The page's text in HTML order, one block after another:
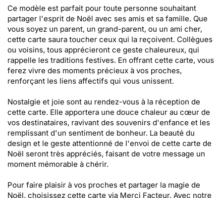
Ce modèle est parfait pour toute personne souhaitant
partager l'esprit de Noël avec ses amis et sa famille. Que
vous soyez un parent, un grand-parent, ou un ami cher,
cette carte saura toucher ceux qui la reçoivent. Collègues
ou voisins, tous apprécieront ce geste chaleureux, qui
rappelle les traditions festives. En offrant cette carte, vous
ferez vivre des moments précieux à vos proches,
renforçant les liens affectifs qui vous unissent.
Nostalgie et joie sont au rendez-vous à la réception de
cette carte. Elle apportera une douce chaleur au cœur de
vos destinataires, ravivant des souvenirs d'enfance et les
remplissant d'un sentiment de bonheur. La beauté du
design et le geste attentionné de l'envoi de cette carte de
Noël seront très appréciés, faisant de votre message un
moment mémorable à chérir.
Pour faire plaisir à vos proches et partager la magie de
Noël, choisissez cette carte via Merci Facteur. Avec notre